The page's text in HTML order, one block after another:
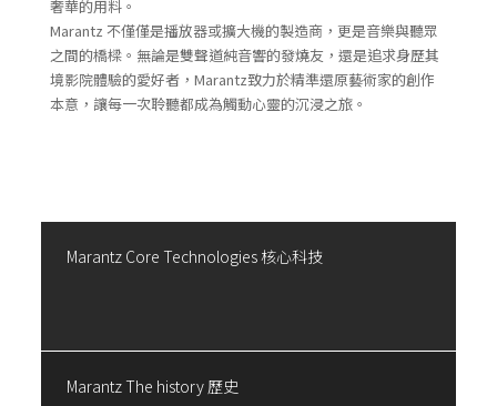
奢華的用料。
Marantz 不僅僅是播放器或擴大機的製造商，更是音樂與聽眾
之間的橋樑。無論是雙聲道純音響的發燒友，還是追求身歷其
境影院體驗的愛好者，Marantz致力於精準還原藝術家的創作
本意，讓每一次聆聽都成為觸動心靈的沉浸之旅。
Marantz Core Technologies 核心科技
Marantz The history 歷史